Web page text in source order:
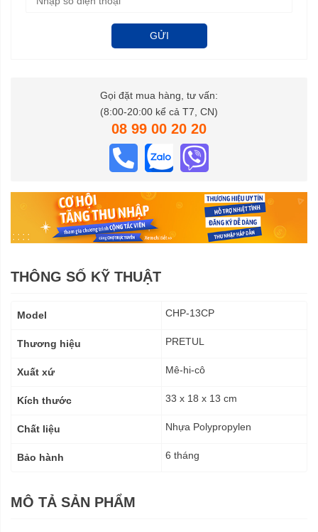
GỬI
Gọi đặt mua hàng, tư vấn:
(8:00-20:00 kể cả T7, CN)
08 99 00 20 20
THÔNG SỐ KỸ THUẬT
kỹ
Model CHP-13CP
Thương hiệu PRETUL
Xuất xứ Mê-hi-cô
Kích thước 33 x 18 x 13 cm
Chất liệu Nhựa Polypropylen
Bảo hành 6 tháng
MÔ TẢ SẢN PHẨM